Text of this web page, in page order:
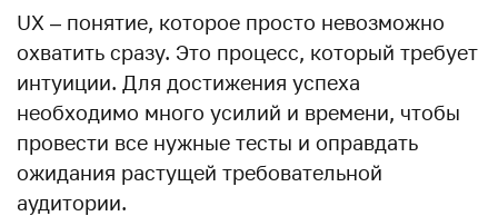
UX – понятие, которое просто невозможно
охватить сразу. Это процесс, который требует
интуиции. Для достижения успеха
необходимо много усилий и времени, чтобы
провести все нужные тесты и оправдать
ожидания растущей требовательной
аудитории.